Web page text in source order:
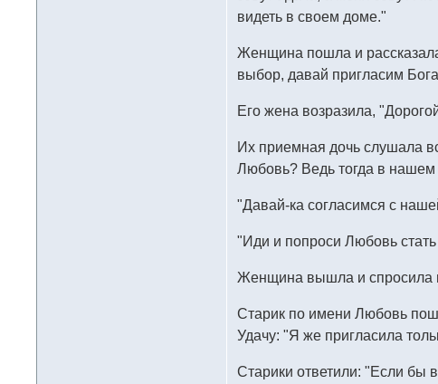
видеть в своем доме."
Женщина пошла и
выбор, давай пригласим
Его жена возразила,
Их приемная дочь слушала
Любовь? Ведь тогда в
"Давай-ка согласимся с
"Иди и попроси Любовь
Женщина вышла и спросила
Старик по имени Любовь
Удачу: "Я же пригласила
Старики ответили: "Если бы